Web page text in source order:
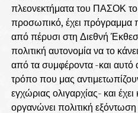
πλεονεκτήματα του ΠΑΣΟΚ το
προσωπικό, έχει πρόγραμμα
από πέρυσι στη Διεθνή
πολιτική αυτονομία να το
από τα συμφέροντα -και αυτό
τρόπο που μας
εγχώριας ολιγαρχίας- και έχει
οργανώνει πολιτική